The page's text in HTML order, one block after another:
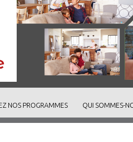
NOS PROGRAMMES QUI SOMMES-